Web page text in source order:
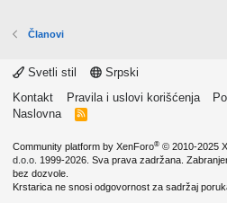
Članovi
Svetli stil
Srpski
Kontakt
Pravila i uslovi korišćenja
Naslovna
R
Community platform by XenForo® © 2010-2025
d.o.o. 1999-2026. Sva prava zadržana.
bez dozvole.
Krstarica ne snosi odgovornost za sadržaj